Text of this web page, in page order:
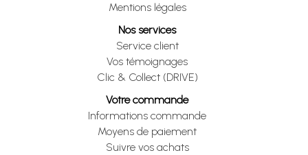
Mentions légales
Nos services
Service client
Vos témoignages
Clic & Collect (DRIVE)
Votre commande
Informations commande
Moyens de paiement
Suivre vos achats